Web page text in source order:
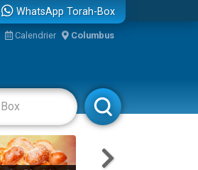
WhatsApp Torah-Box
Calendrier Columbus
Rabbanim